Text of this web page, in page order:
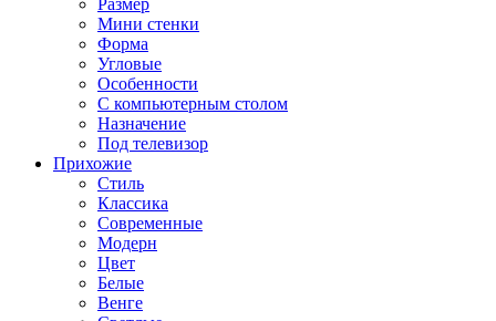
Размер
Мини стенки
Форма
Угловые
Особенности
С компьютерным столом
Назначение
Под телевизор
Прихожие
Стиль
Классика
Современные
Модерн
Цвет
Белые
Венге